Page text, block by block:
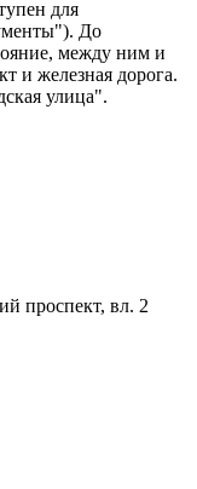
для
До
между ним и
и железная дорога.
улица".
проспект, вл. 2